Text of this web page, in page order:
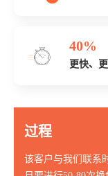
40%
更快、
过程
该客户与我们联系